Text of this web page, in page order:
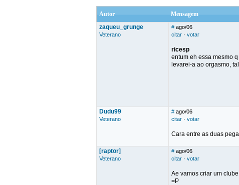
Autor
Mensagem
zaqueu_grunge
Veterano
# ago/06
citar · votar
ricesp
entum eh essa mesmo
levarei-a ao orgasmo,
Dudu99
Veterano
# ago/06
citar · votar
Cara entre as duas
[raptor]
Veterano
# ago/06
citar · votar
Ae vamos criar um
=P